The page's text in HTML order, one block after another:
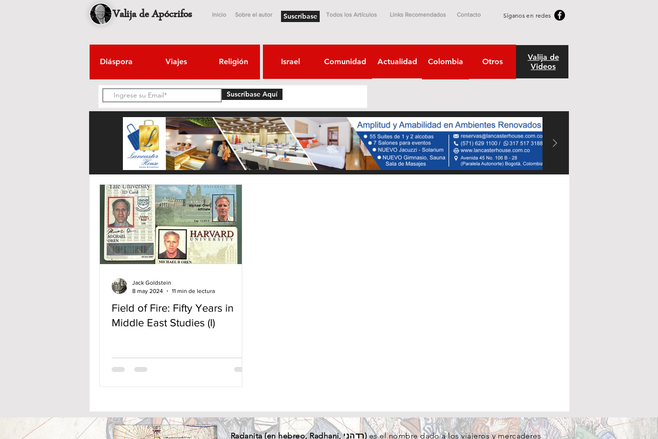
Valija de Apócrifos Inicio Sobre el autor Suscríbase Todos los Artículos Links Recomendados Contacto Síganos en redes
Diáspora Viajes Religión Israel Comunidad Actualidad Colombia Otros
Valija de
Videos
Suscríbase Aquí
Field of Fire: Fifty Years in
Middle East Studies (I)
Jack Goldstein
8 may 2024
11 min de lectura
Radanita (enhebreo , Radhani, רדהני)es el nombre dado a los viajeros y mercaderes